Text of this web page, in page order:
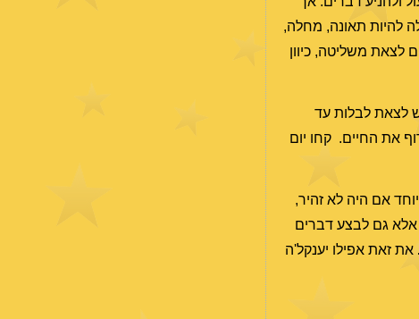
להיות תאונה, מחלה,
לצאת משליטה, כיוון
לצאת לבלות עד
את החיים. קחו יום
אם היה לא זהיר,
אלא גם לבצע דברים
את זאת אפילו יענקל'ה